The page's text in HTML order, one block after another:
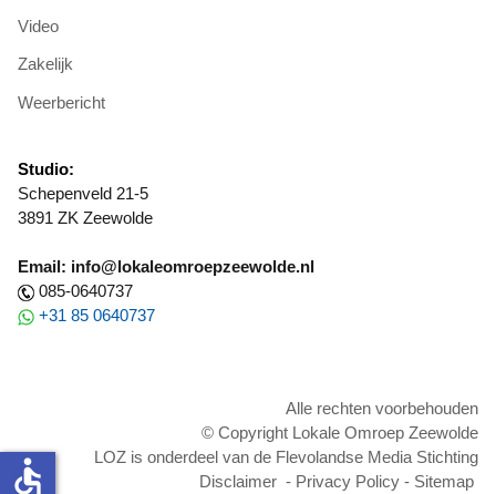
Video
Zakelijk
Weerbericht
Studio:
Schepenveld 21-5
3891 ZK Zeewolde
Email: info@lokaleomroepzeewolde.nl
085-0640737
+31 85 0640737
Alle rechten voorbehouden
© Copyright Lokale Omroep Zeewolde
LOZ is onderdeel van de Flevolandse Media Stichting
Disclaimer - Privacy Policy - Sitemap
accessible